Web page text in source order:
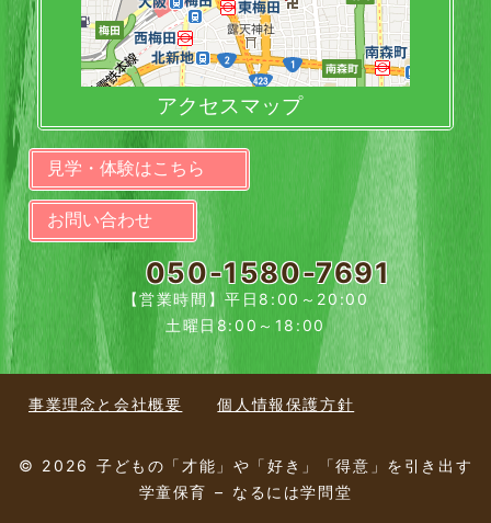
アクセスマップ
見学・体験はこちら
お問い合わせ
050-1580-7691
【営業時間】平日8:00～20:00
土曜日8:00～18:00
事業理念と会社概要 個人情報保護方針
© 2026 子どもの「才能」や「好き」「得意」を引き出す
学童保育 – なるには学問堂